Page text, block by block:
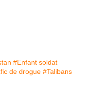
#Enfant soldat
de drogue #Talibans